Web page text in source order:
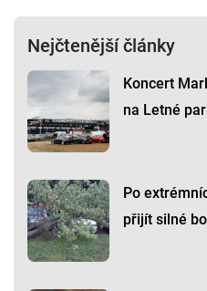
Nejčtenější články
Koncert
na Letné
Po
přijít silné